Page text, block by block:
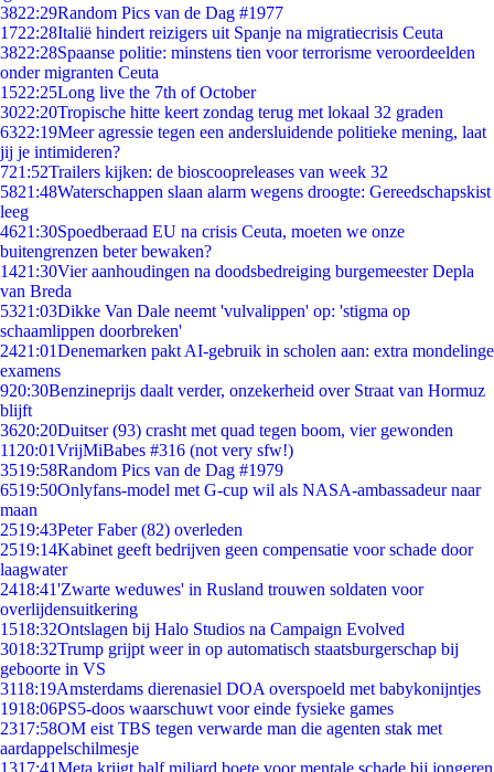
3822:29Random Pics van de Dag #1977
1722:28Italië hindert reizigers uit Spanje na migratiecrisis Ceuta
3822:28Spaanse politie: minstens tien voor terrorisme veroordeelden
onder migranten Ceuta
1522:25Long live the 7th of October
3022:20Tropische hitte keert zondag terug met lokaal 32 graden
6322:19Meer agressie tegen een andersluidende politieke mening, laat
jij je intimideren?
721:52Trailers kijken: de bioscoopreleases van week 32
5821:48Waterschappen slaan alarm wegens droogte: Gereedschapskist
leeg
4621:30Spoedberaad EU na crisis Ceuta, moeten we onze
buitengrenzen beter bewaken?
1421:30Vier aanhoudingen na doodsbedreiging burgemeester Depla
van Breda
5321:03Dikke Van Dale neemt 'vulvalippen' op: 'stigma op
schaamlippen doorbreken'
2421:01Denemarken pakt AI-gebruik in scholen aan: extra mondelinge
examens
920:30Benzineprijs daalt verder, onzekerheid over Straat van Hormuz
blijft
3620:20Duitser (93) crasht met quad tegen boom, vier gewonden
11 20:01VrijMiBabes #316 (not very sfw!)
3519:58Random Pics van de Dag #1979
6519:50Onlyfans-model met G-cup wil als NASA-ambassadeur naar
maan
2519:43Peter Faber (82) overleden
2519:14Kabinet geeft bedrijven geen compensatie voor schade door
laagwater
2418:41'Zwarte weduwes' in Rusland trouwen soldaten voor
overlijdensuitkering
1518:32Ontslagen bij Halo Studios na Campaign Evolved
3018:32Trump grijpt weer in op automatisch staatsburgerschap bij
geboorte in VS
3118:19Amsterdams dierenasiel DOA overspoeld met babykonijntjes
1918:06PS5-doos waarschuwt voor einde fysieke games
2317:58OM eist TBS tegen verwarde man die agenten stak met
aardappelschilmesje
1317:41Meta krijgt half miljard boete voor mentale schade bij jongeren